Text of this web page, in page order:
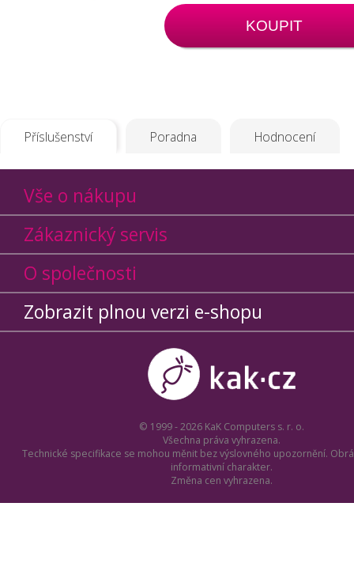
KOUPIT
Příslušenství Poradna Hodnocení
Vše o nákupu
Zákaznický servis
O společnosti
Zobrazit plnou verzi e-shopu
© 1999 - 2026 KaK Computers s. r. o.
Všechna práva vyhrazena.
Technické specifikace se mohou měnit bez výslovného upozornění.
informativní charakter.
Změna cen vyhrazena.